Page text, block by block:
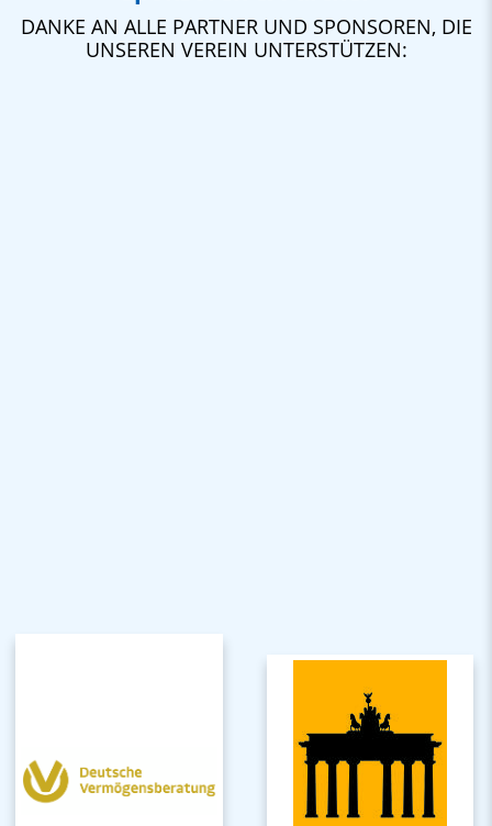
DANKE AN ALLE PARTNER UND SPONSOREN, DIE
UNSEREN VEREIN UNTERSTÜTZEN: